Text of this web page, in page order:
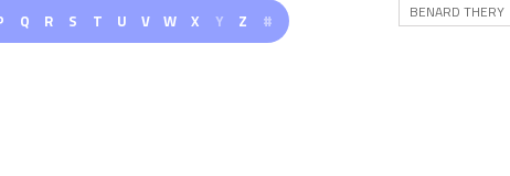
Q R S T U V W X Y Z # BENARD THERY